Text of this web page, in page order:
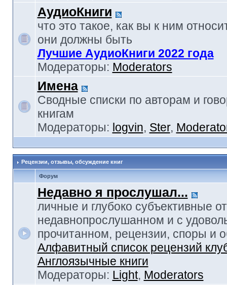
АудиоКниги
что это такое, как вы к ним
они должны быть
Лучшие АудиоКниги 2022 года
Модераторы: Moderators
Имена
Сводные списки по авторам и
книгам
Модераторы: logvin, Ster,
Рецензии, отзывы, обсуждение книг
Форум
Недавно я прослушал...
личные и глубоко субъективные
недавнопрослушанном и с
прочитанном, рецензии, споры и
Алфавитный список рецензий
Англоязычные книги
Модераторы: Light, Moderators